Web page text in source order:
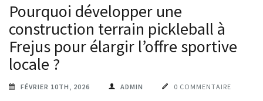
Pourquoi développer une
construction terrain pickleball à
Frejus pour élargir l’offre sportive
locale ?
FÉVRIER 10TH, 2026 ADMIN 0 COMMENTAIRE